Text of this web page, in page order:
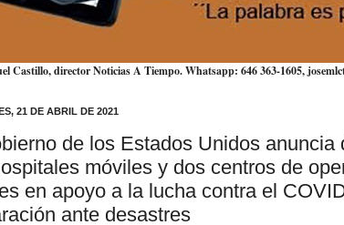
Castillo, director Noticias A Tiempo. Whatsapp: 646 363-1605,
21 DE ABRIL DE 2021
de los Estados Unidos anuncia
móviles y dos centros de
en apoyo a la lucha contra el
ante desastres